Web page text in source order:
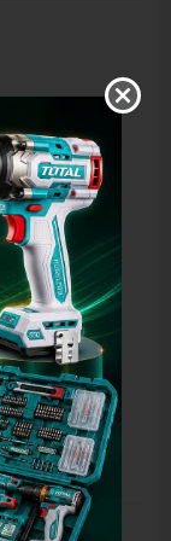
Áp Lực Cao